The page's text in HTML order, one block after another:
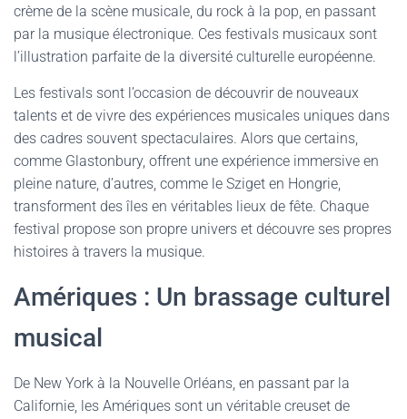
crème de la scène musicale, du rock à la pop, en passant
par la musique électronique. Ces festivals musicaux sont
l’illustration parfaite de la diversité culturelle européenne.
Les festivals sont l’occasion de découvrir de nouveaux
talents et de vivre des expériences musicales uniques dans
des cadres souvent spectaculaires. Alors que certains,
comme Glastonbury, offrent une expérience immersive en
pleine nature, d’autres, comme le Sziget en Hongrie,
transforment des îles en véritables lieux de fête. Chaque
festival propose son propre univers et découvre ses propres
histoires à travers la musique.
Amériques : Un brassage culturel
musical
De New York à la Nouvelle Orléans, en passant par la
Californie, les Amériques sont un véritable creuset de